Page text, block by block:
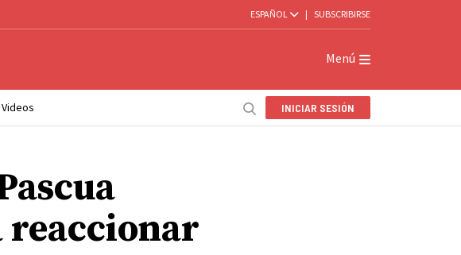
ESPAÑOL | SUBSCRIBIRSE
Menú
Videos INICIAR SESIÓN
reaccionar